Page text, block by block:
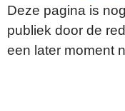
Deze pagina is
publiek door de
een later moment